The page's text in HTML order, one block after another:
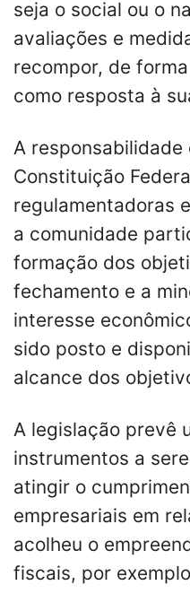
seja o social ou o
avaliações e
recompor, de
como resposta à
A
Constituição
regulamentadoras
a comunidade
formação dos
fechamento e a
interesse
sido posto e
alcance dos
A legislação prevê
instrumentos a
atingir o
empresariais em
acolheu o
fiscais, por